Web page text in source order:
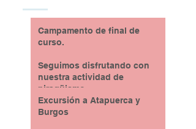
Campamento de final de
curso.
Seguimos disfrutando con
nuestra actividad de
piragüismo
Excursión a Atapuerca y
Burgos